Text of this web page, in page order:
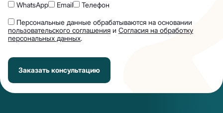
WhatsApp
Email Телефон
Персональные данные обрабатываются на основании
пользовательского соглашения и Согласия на обработку
персональных данных.
Заказать консультацию